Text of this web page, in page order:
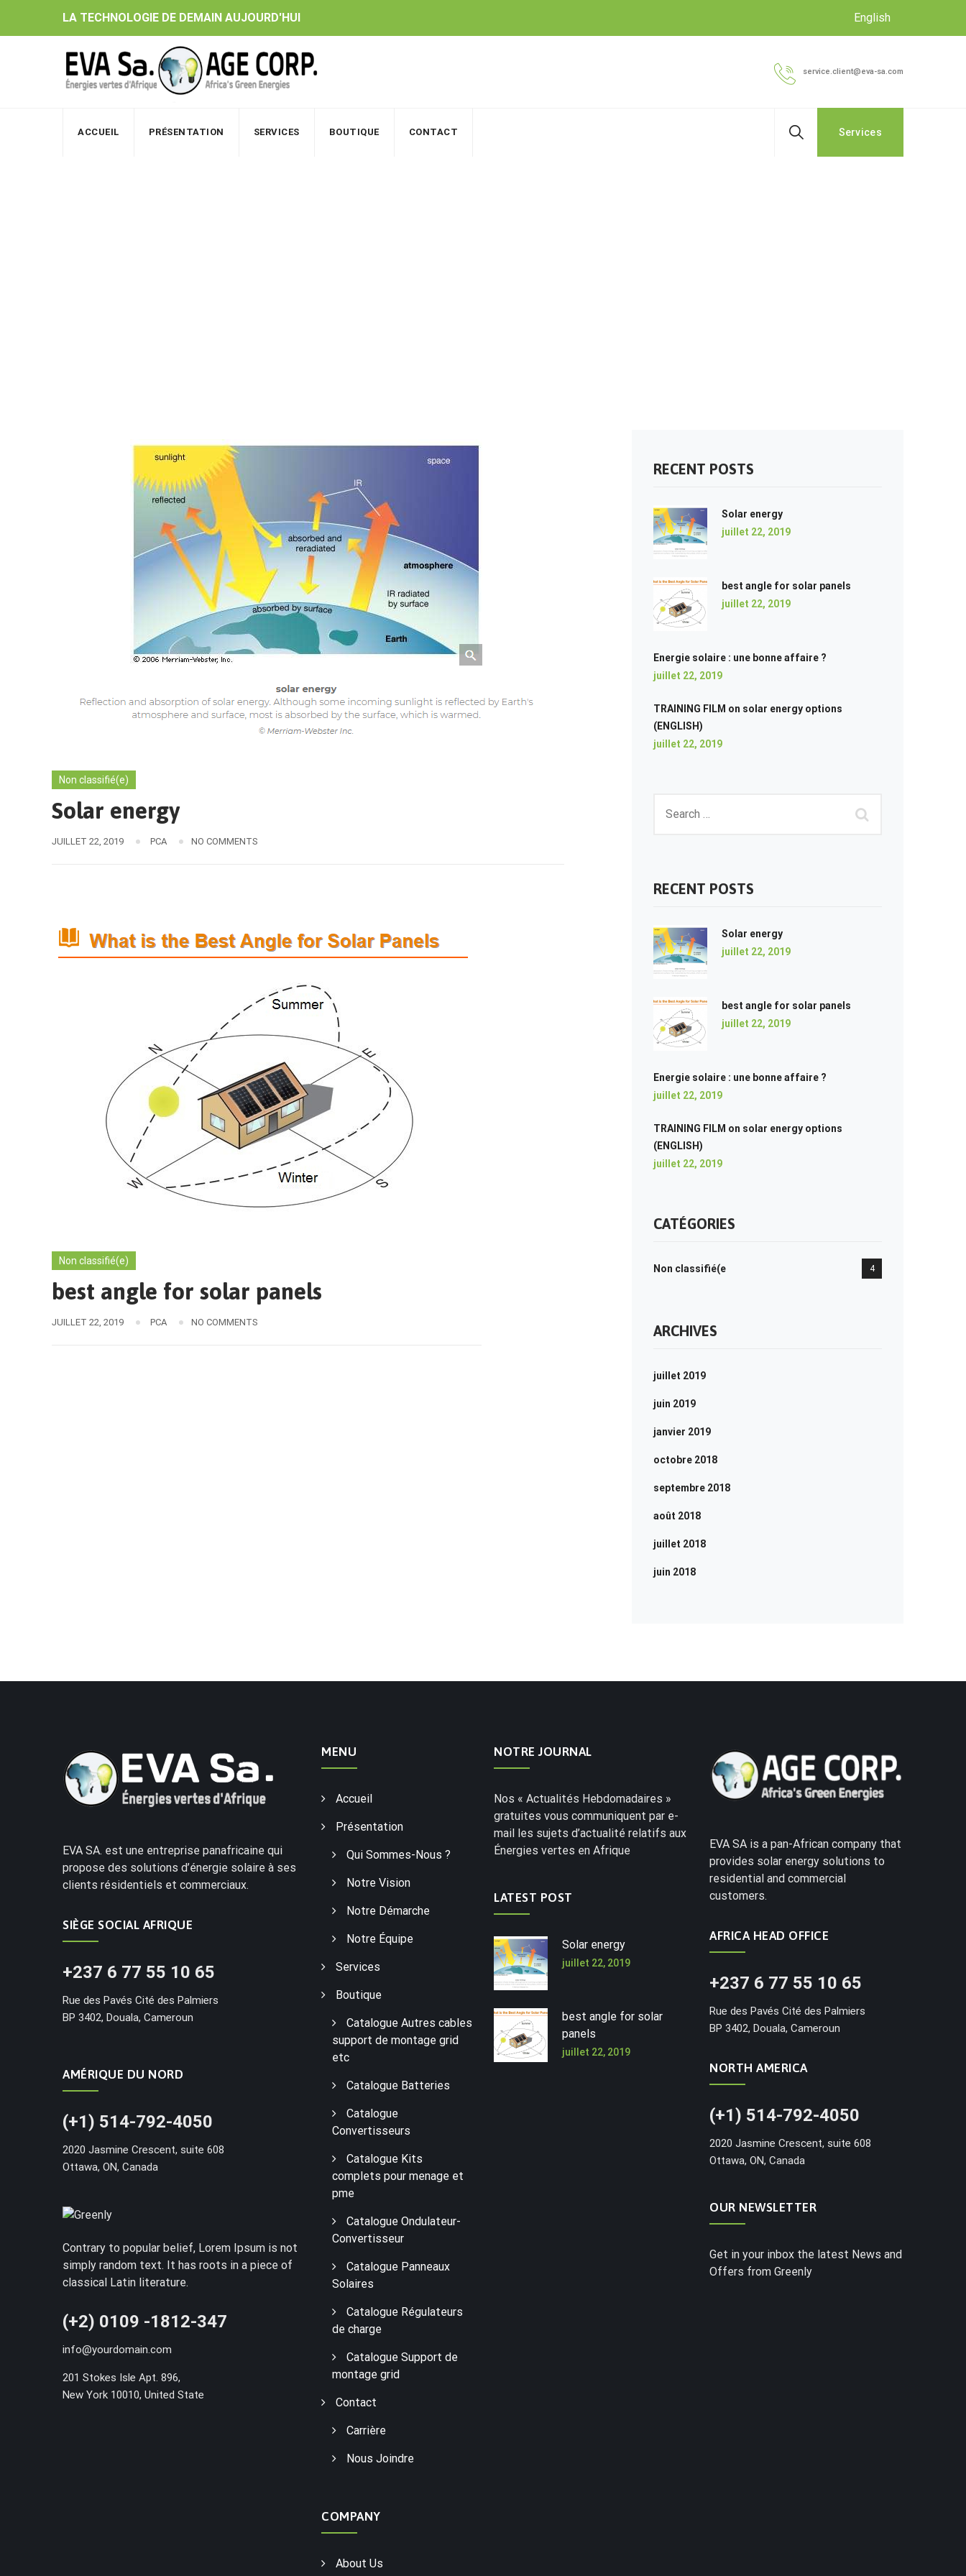
LA TECHNOLOGIE DE DEMAIN AUJOURD'HUI English
service.client@eva-sa.com
ACCUEIL PRÉSENTATION SERVICES BOUTIQUE CONTACT Services
Non classifié(e)
Solar energy
JUILLET 22, 2019 PCA NO COMMENTS
Non classifié(e)
best angle for solar panels
JUILLET 22, 2019 PCA NO COMMENTS
RECENT POSTS
Solar energy
juillet 22, 2019
best angle for solar panels
juillet 22, 2019
Energie solaire : une bonne affaire ?
juillet 22, 2019
TRAINING FILM on solar energy options
(ENGLISH)
juillet 22, 2019
RECENT POSTS
Solar energy
juillet 22, 2019
best angle for solar panels
juillet 22, 2019
Energie solaire : une bonne affaire ?
juillet 22, 2019
TRAINING FILM on solar energy options
(ENGLISH)
juillet 22, 2019
CATÉGORIES
Non classifié(e 4
ARCHIVES
juillet 2019
juin 2019
janvier 2019
octobre 2018
septembre 2018
août 2018
juillet 2018
juin 2018
EVA SA. est une entreprise panafricaine qui
propose des solutions d’énergie solaire à ses
clients résidentiels et commerciaux.
SIÈGE SOCIAL AFRIQUE
+237 6 77 55 10 65
Rue des Pavés Cité des Palmiers
BP 3402, Douala, Cameroun
AMÉRIQUE DU NORD
(+1) 514-792-4050
2020 Jasmine Crescent, suite 608
Ottawa, ON, Canada
Contrary to popular belief, Lorem Ipsum is not
simply random text. It has roots in a piece of
classical Latin literature.
(+2) 0109 -1812-347
info@yourdomain.com
201 Stokes Isle Apt. 896,
New York 10010, United State
MENU
Accueil
Présentation
Qui Sommes-Nous ?
Notre Vision
Notre Démarche
Notre Équipe
Services
Boutique
Catalogue Autres cables
support de montage grid
etc
Catalogue Batteries
Catalogue
Convertisseurs
Catalogue Kits
complets pour menage et
pme
Catalogue Ondulateur-
Convertisseur
Catalogue Panneaux
Solaires
Catalogue Régulateurs
de charge
Catalogue Support de
montage grid
Contact
Carrière
Nous Joindre
COMPANY
About Us
NOTRE JOURNAL
Nos « Actualités Hebdomadaires »
gratuites vous communiquent par e-
mail les sujets d’actualité relatifs aux
Énergies vertes en Afrique
LATEST POST
Solar energy
juillet 22, 2019
best angle for solar
panels
juillet 22, 2019
EVA SA is a pan-African company that
provides solar energy solutions to
residential and commercial
customers.
AFRICA HEAD OFFICE
+237 6 77 55 10 65
Rue des Pavés Cité des Palmiers
BP 3402, Douala, Cameroun
NORTH AMERICA
(+1) 514-792-4050
2020 Jasmine Crescent, suite 608
Ottawa, ON, Canada
OUR NEWSLETTER
Get in your inbox the latest News and
Offers from Greenly